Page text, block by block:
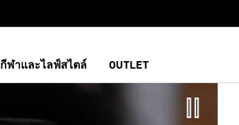
กีฬาและไลฟ์สไตล์ OUTLET